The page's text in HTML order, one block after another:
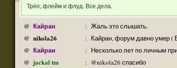
Трёп, флейм и флуд. Все дела.
@ Кайран : Жаль это слышать.
@ nikola26 : Кайран, форум давно умер (
@ Кайран : Несколько лет по личным
@ jackal tm : @nikola26 спасибо